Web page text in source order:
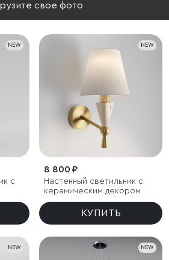
свое фото
NEW
с
NEW
8 800 ₽
Настенный светильник с
керамическим декором
КУПИТЬ
NEW NEW